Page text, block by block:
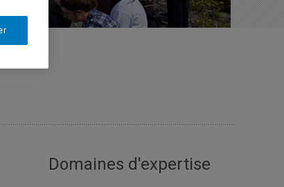
Domaines d'expertise